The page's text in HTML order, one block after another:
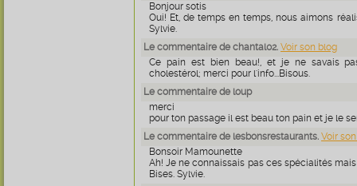
Bonjour sotis
Oui! Et, de temps en temps, nous aimons
Sylvie.
Le commentaire de chantal02. Voir son blog
Ce pain est bien beau!, et je ne savais
cholestérol; merci pour l'info...Bisous.
Le commentaire de loup
merci
pour ton passage il est beau ton pain et je le
Le commentaire de lesbonsrestaurants. Voir
Bonsoir Mamounette
Ah! Je ne connaissais pas ces spécialités
Bises. Sylvie.